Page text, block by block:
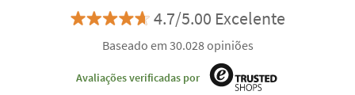
4.7/5.00 Excelente
Baseado em 30.028 opiniões
Avaliações verificadas por